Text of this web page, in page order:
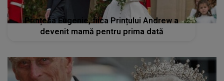
Prințesa Eugenie, fiica Prințului Andrew a
devenit mamă pentru prima dată